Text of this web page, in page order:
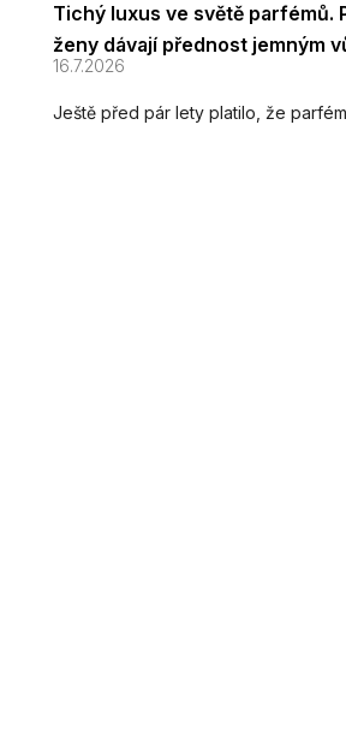
Tichý luxus ve světě parfémů.
ženy dávají přednost jemným
16.7.2026
Ještě před pár lety platilo, že